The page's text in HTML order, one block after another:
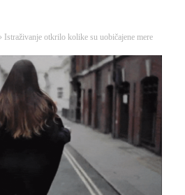
Istraživanje otkrilo kolike su uobičajene mere